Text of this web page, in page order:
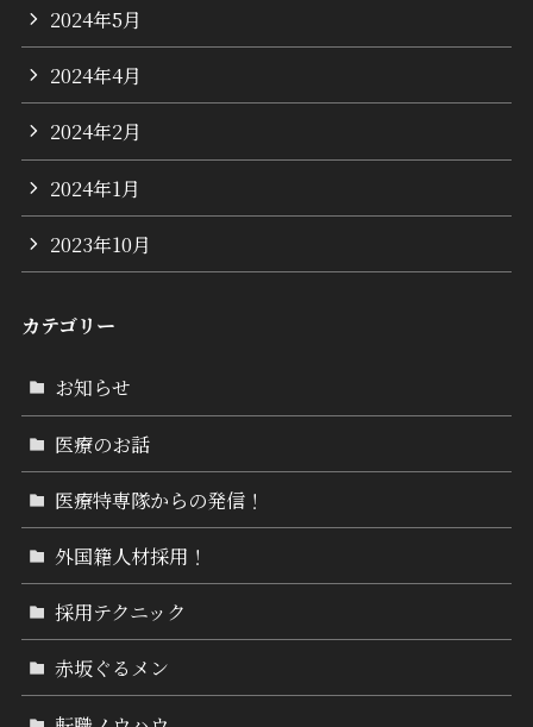
2024年5月
2024年4月
2024年2月
2024年1月
2023年10月
カテゴリー
お知らせ
医療のお話
医療特専隊からの発信！
外国籍人材採用！
採用テクニック
赤坂ぐるメン